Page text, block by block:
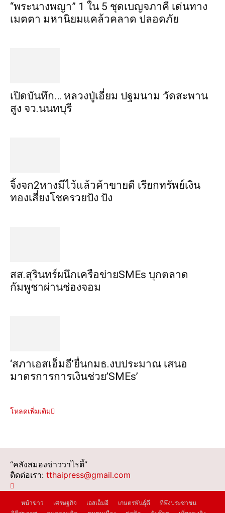
“พระ​นาง​พญา” 1 ใน 5​ ชุดเบญจ​ภาคี​ เด่นทาง
เมตตา​ มหา​นิยม​แคล้วคลาด​ ปลอดภัย​
เปิดบันทึก… หลวงปู่เอี่ยม ​ปฐม​นาม​ วัดสะพาน
สูง​ จว.นนทบุรี
จิ้งจก​2​หาง​มีไว้แล้ว​ค้าขาย​ดี​ เรียก​ทรัพย์เงิน
ทอง​เสี่ยงโชค​รวยปัง​ ปัง​
สส.สุรินทร์ผนึกเครือข่ายSMEs บุกตลาด
กัมพูชาผ่านช่องจอม
‘สภาเอสเอ็มอี’ยื่นกมธ.งบประมาณ เสนอ
มาตรการการเงินช่วย’SMEs’
โหลดเพิ่มเติม
“คลังสมองข่าววาไรตี้”
ติดต่อเรา: tthaipress@gmail.com
หน้าข่าว เศรษฐกิจ เอสเอ็มอี เกษตรพันธุ์ดี
ที่พึ่งประชาชน